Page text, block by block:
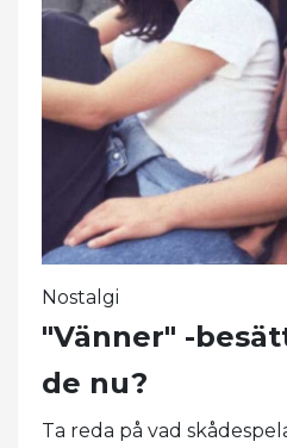
Nostalgi
"Vänner" -
de nu?
Ta reda på vad